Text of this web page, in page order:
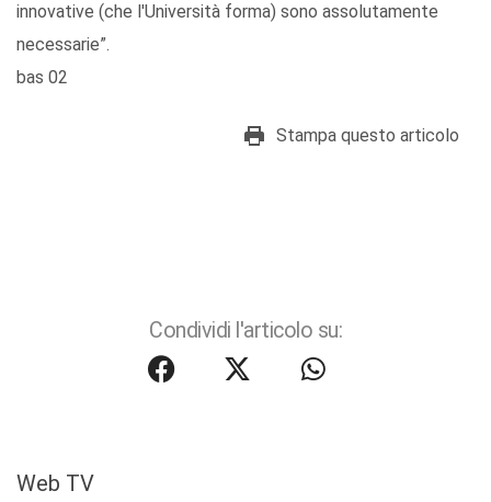
innovative (che l'Università forma) sono assolutamente
necessarie”.
bas 02
Stampa questo articolo
Condividi l'articolo su:
Web TV